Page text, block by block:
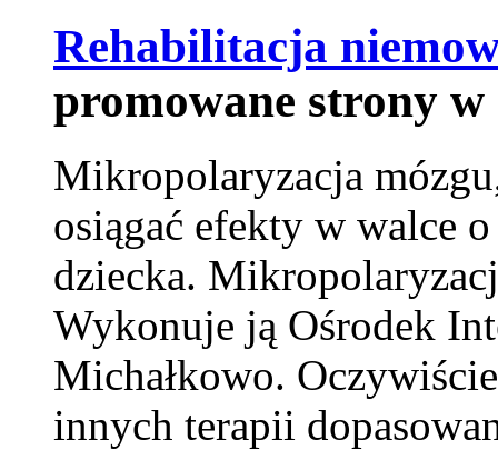
Rehabilitacja
promowane strony
Mikropolaryzacja
osiągać efekty w walce
dziecka.
Wykonuje ją Ośrodek
Michałkowo.
innych terapii